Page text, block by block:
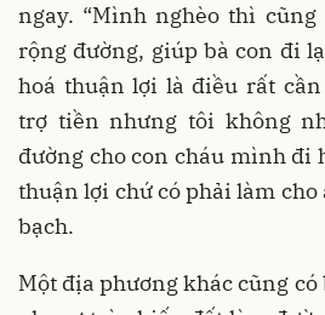
ngay. “Mình nghèo thì
rộng đường, giúp bà con đi
hoá thuận lợi là điều rất
trợ tiền nhưng tôi không
đường cho con cháu mình đi
thuận lợi chứ có phải làm cho
bạch.
Một địa phương khác cũng